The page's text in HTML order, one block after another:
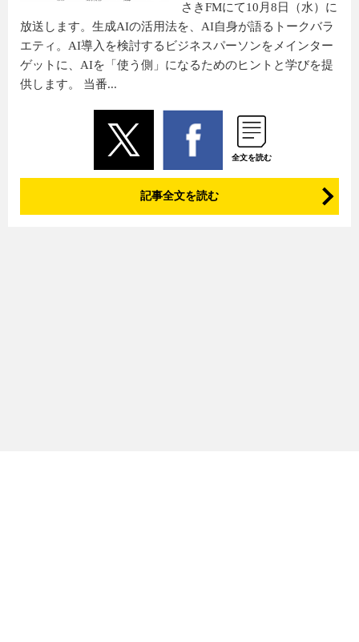
さきFMにて10月8日（水）に
放送します。生成AIの活用法を、AI自身が語るトークバラ
エティ。AI導入を検討するビジネスパーソンをメインター
ゲットに、AIを「使う側」になるためのヒントと学びを提
供します。 当番...
全文を読む
記事全文を読む